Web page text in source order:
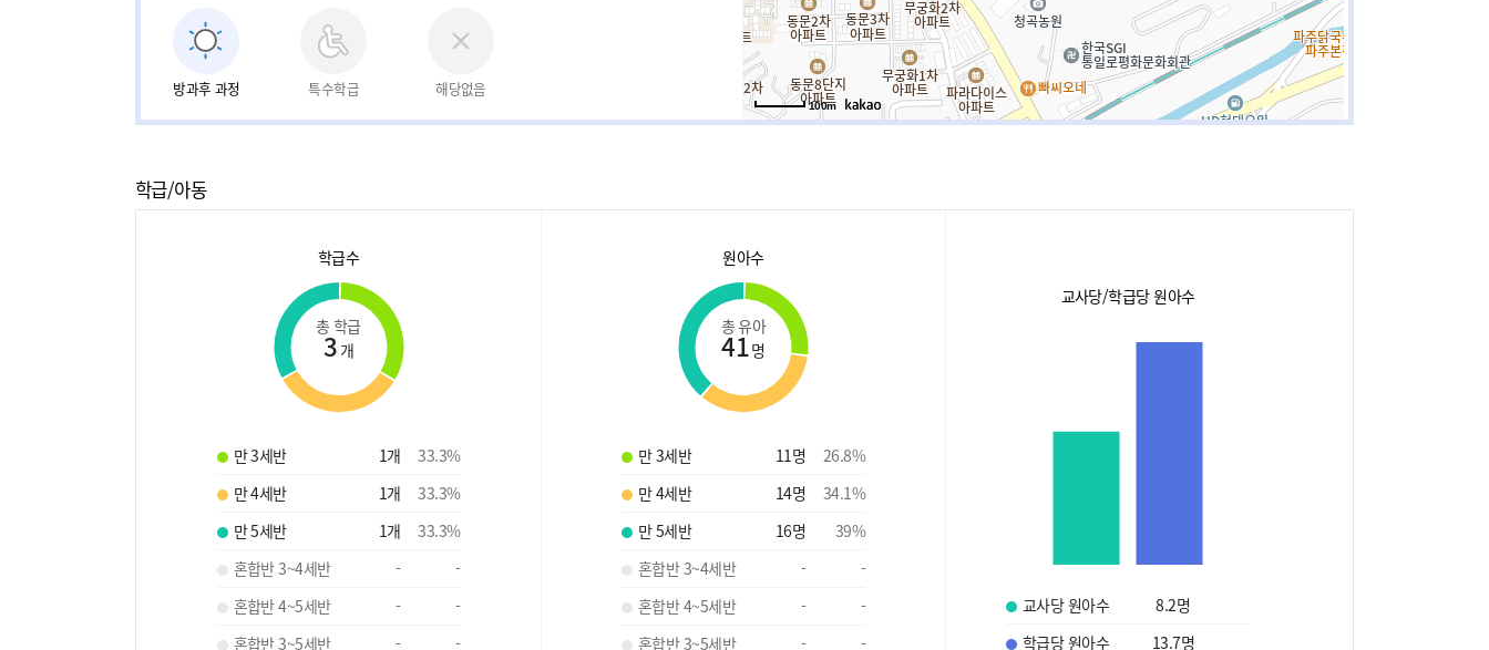
방과후 과정 특수학급 해당없음
100m
학급/아동
학급수
총 학급
3 개
만 3세반 1개 33.3%
만 4세반
1개 33.3%
만 5세반
1개 33.3%
혼합반 3~4세반
-
-
혼합반 4~5세반
-
-
혼합반 3~5세반
-
-
원아수
총 유아
41명
만 3세반 11 명 26.8%
만 4세반
14명 34.1%
만 5세반
16명 39%
혼합반 3~4세반
-
-
혼합반 4~5세반
-
-
혼합반 3~5세반
-
-
교사당/학급당 원아수
교사당 원아수 8.2명
학급당 원아수
13.7명